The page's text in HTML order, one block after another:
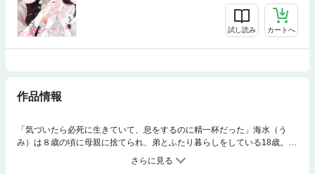
試し読み カートへ
作品情報
「気づいたら必死に生きていて、息をするのに精一杯だった」海水（う
み）は８歳の頃に母親に捨てられ、弟とふたり暮らしをしている18歳。職
場の教習所と自宅とを行き来するだけの生活を送っていたが、そんな海水
にハンカチを差し出してくれた要（よう）と出会い、少しずつ海水の世界